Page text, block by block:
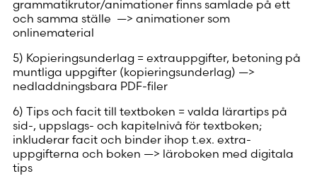
grammatikrutor/animationer finns samlade på ett
och samma ställe —> animationer som
onlinematerial
5) Kopieringsunderlag = extrauppgifter, betoning på
muntliga uppgifter (kopieringsunderlag) —>
nedladdningsbara PDF-filer
6) Tips och facit till textboken = valda lärartips på
sid-, uppslags- och kapitelnivå för textboken;
inkluderar facit och binder ihop t.ex. extra-
uppgifterna och boken —> läroboken med digitala
tips